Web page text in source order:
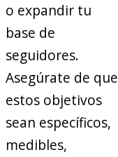
o expandir tu
base de
seguidores.
Asegúrate de que
estos objetivos
sean específicos,
medibles,